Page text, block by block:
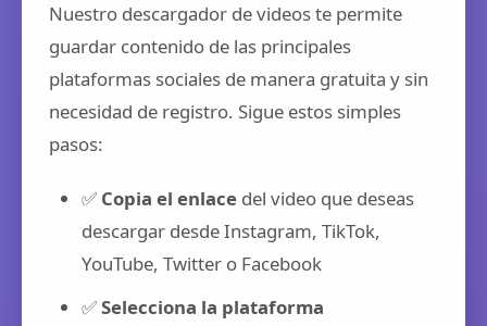
Nuestro descargador de videos te permite
guardar contenido de las principales
plataformas sociales de manera gratuita y sin
necesidad de registro. Sigue estos simples
pasos:
✅ Copia el enlace del video que deseas
descargar desde Instagram, TikTok,
YouTube, Twitter o Facebook
✅Selecciona la plataforma